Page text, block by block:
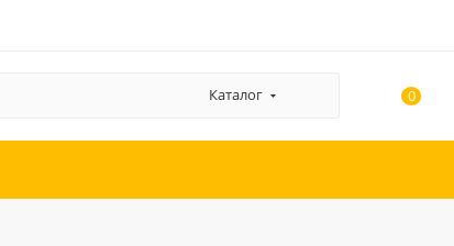
Каталог 0